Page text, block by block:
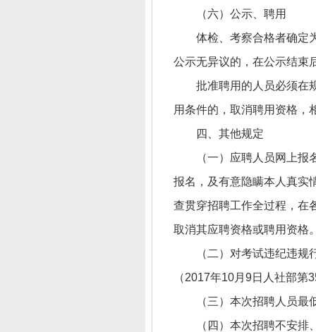
（六）公示、聘用
体检、考察合格者确定
公示无异议的，在公示结束
批准聘用的人员必须在
用条件的，取消聘用资格，
四、其他规定
（一）应聘人员网上
报名，及有意隐瞒本人真实
查贯穿招聘工作全过程，在
取消其应聘资格或聘用资格
（二）对考试违纪违
（2017年10月9日人社部第
（三）本次招聘人员最
（四）本次招聘不安